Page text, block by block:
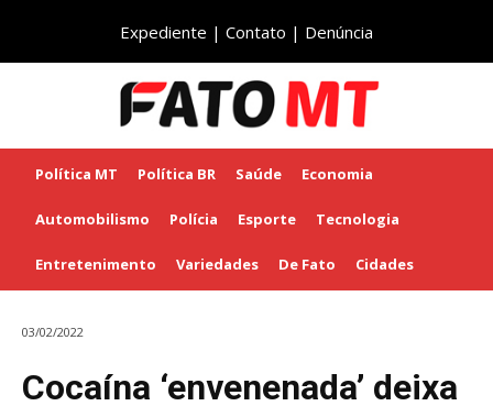
Expediente | Contato | Denúncia
Política MT Política BR Saúde Economia
Automobilismo Polícia Esporte Tecnologia
Entretenimento Variedades De Fato Cidades
03/02/2022
Cocaína ‘envenenada’ deixa